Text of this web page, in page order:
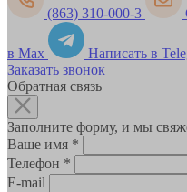
(863) 310-000-3
в Max
Написать в
Заказать звонок
Обратная связь
Заполните форму, и мы
Ваше имя *
Телефон *
E-mail